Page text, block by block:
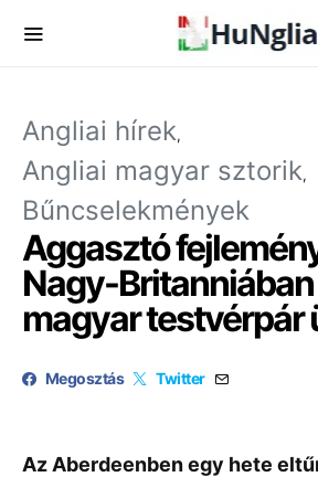
Angliai hírek
Angliai magyar sztorik
Bűncselekmények
Aggasztó
Nagy-
magyar testvérpár
Megosztás Twitter
Az Aberdeenben egy hete